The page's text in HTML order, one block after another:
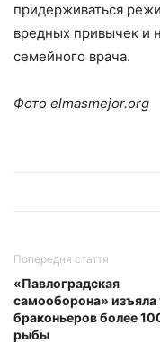
придерживаться
вредных привычек и
семейного врача.
Фото elmasmejor.org
Попередня стаття
«Павлоградская
самооборона» изъяла
браконьеров более
рыбы